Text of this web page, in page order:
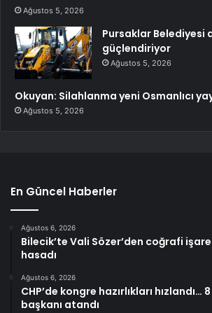
Ağustos 5, 2026
Pursaklar Belediyesi
güçlendiriyor
Ağustos 5, 2026
Okuyan: Silahlanma yeni Osmanlıcı
Ağustos 5, 2026
En Güncel Haberler
Ağustos 6, 2026
Bilecik’te Vali Sözer’den coğrafi
hasadı
Ağustos 6, 2026
CHP’de kongre hazırlıkları hızlandı…
başkanı atandı